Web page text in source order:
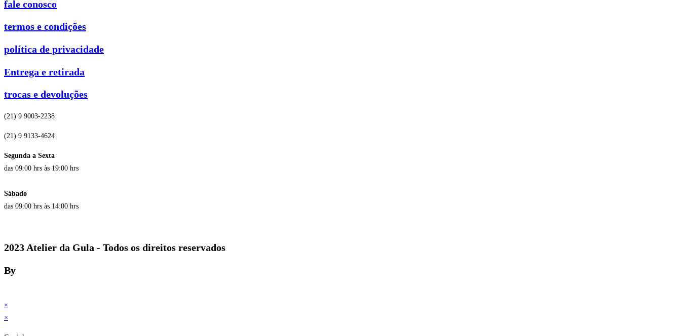
fale conosco
termos e condições
política de privacidade
Entrega e retirada
trocas e devoluções
(21) 9 9003-2238
(21) 9 9133-4624
Segunda a Sexta
das 09:00 hrs às 19:00 hrs
Sábado
das 09:00 hrs às 14:00 hrs
2023 Atelier da Gula - Todos os direitos reservados
By
×
×